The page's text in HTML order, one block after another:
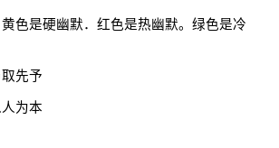
色是硬幽默．红色是热幽默。绿色是冷
先予
为本